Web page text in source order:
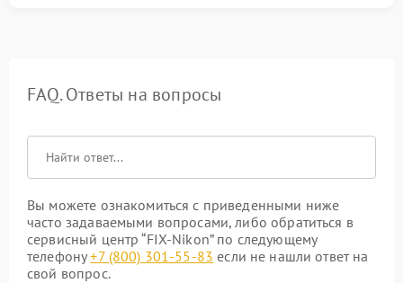
FAQ. Ответы на вопросы
Вы можете ознакомиться с приведенными ниже
часто задаваемыми вопросами, либо обратиться в
сервисный центр “FIX-Nikon” по следующему
телефону+7 (800) 301-55-83 если не нашли ответ на
свой вопрос.